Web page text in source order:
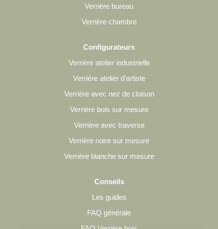
Verrière bureau
Verrière chambre
Configurateurs
Verrière atelier industrielle
Verrière atelier d'artiste
Verrière avec nez de cloison
Verrière bois sur mesure
Verrière avec traverse
Verrière noire sur mesure
Verrière blanche sur mesure
Conseils
Les guides
FAQ générale